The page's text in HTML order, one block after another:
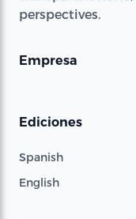
perspectives.
Empresa
Ediciones
Spanish
English